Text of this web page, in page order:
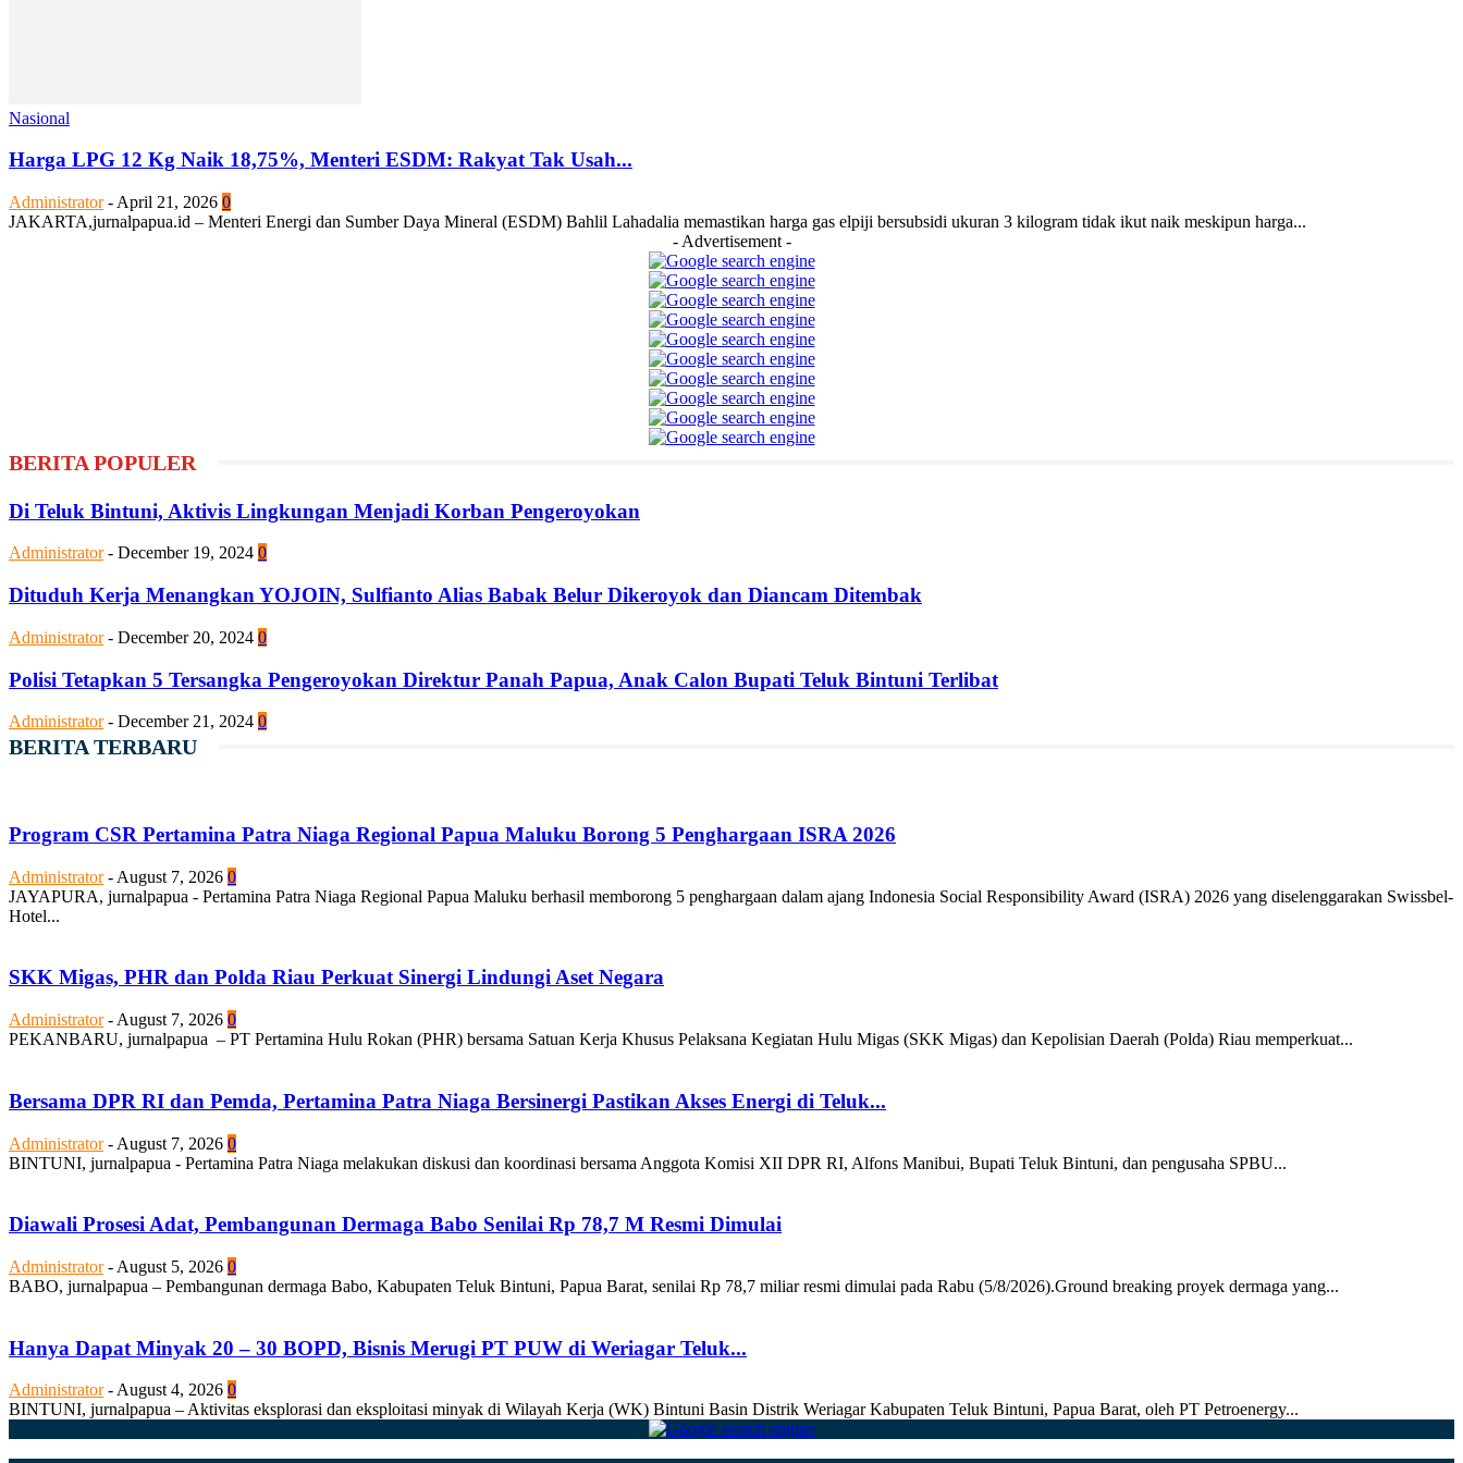
Nasional
Harga LPG 12 Kg Naik 18,75%, Menteri ESDM: Rakyat Tak Usah...
Administrator - April 21, 2026 0
JAKARTA,jurnalpapua.id – Menteri Energi dan Sumber Daya Mineral (ESDM) Bahlil Lahadalia memastikan harga gas elpiji bersubsidi ukuran 3 kilogram tidak ikut naik meskipun harga...
- Advertisement -
BERITA POPULER
Di Teluk Bintuni, Aktivis Lingkungan Menjadi Korban Pengeroyokan
Administrator - December 19, 2024 0
Dituduh Kerja Menangkan YOJOIN, Sulfianto Alias Babak Belur Dikeroyok dan Diancam Ditembak
Administrator - December 20, 2024 0
Polisi Tetapkan 5 Tersangka Pengeroyokan Direktur Panah Papua, Anak Calon Bupati Teluk Bintuni Terlibat
Administrator - December 21, 2024 0
BERITA TERBARU
Program CSR Pertamina Patra Niaga Regional Papua Maluku Borong 5 Penghargaan ISRA 2026
Administrator - August 7, 2026 0
JAYAPURA, jurnalpapua - Pertamina Patra Niaga Regional Papua Maluku berhasil memborong 5 penghargaan dalam ajang Indonesia Social Responsibility Award (ISRA) 2026 yang diselenggarakan Swissbel-
Hotel...
SKK Migas, PHR dan Polda Riau Perkuat Sinergi Lindungi Aset Negara
Administrator - August 7, 2026 0
PEKANBARU, jurnalpapua – PT Pertamina Hulu Rokan (PHR) bersama Satuan Kerja Khusus Pelaksana Kegiatan Hulu Migas (SKK Migas) dan Kepolisian Daerah (Polda) Riau memperkuat...
Bersama DPR RI dan Pemda, Pertamina Patra Niaga Bersinergi Pastikan Akses Energi di Teluk...
Administrator - August 7, 2026 0
BINTUNI, jurnalpapua - Pertamina Patra Niaga melakukan diskusi dan koordinasi bersama Anggota Komisi XII DPR RI, Alfons Manibui, Bupati Teluk Bintuni, dan pengusaha SPBU...
Diawali Prosesi Adat, Pembangunan Dermaga Babo Senilai Rp 78,7 M Resmi Dimulai
Administrator - August 5, 2026 0
BABO, jurnalpapua – Pembangunan dermaga Babo, Kabupaten Teluk Bintuni, Papua Barat, senilai Rp 78,7 miliar resmi dimulai pada Rabu (5/8/2026).Ground breaking proyek dermaga yang...
Hanya Dapat Minyak 20 – 30 BOPD, Bisnis Merugi PT PUW di Weriagar Teluk...
Administrator -August 4, 2026 0
BINTUNI, jurnalpapua – Aktivitas eksplorasi dan eksploitasi minyak di Wilayah Kerja (WK) Bintuni Basin Distrik Weriagar Kabupaten Teluk Bintuni, Papua Barat, oleh PT Petroenergy...